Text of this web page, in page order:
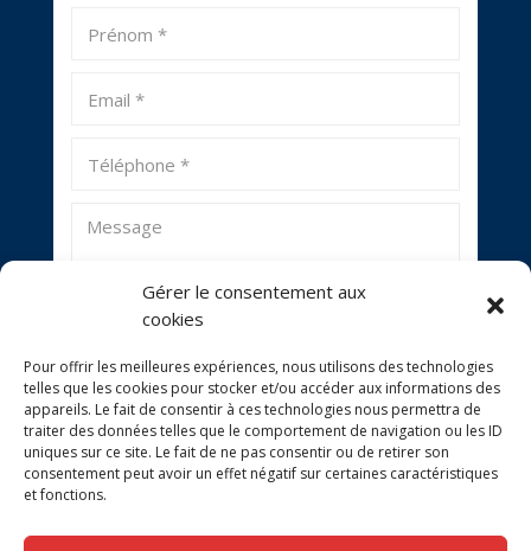
Gérer le consentement aux
cookies
Pour offrir les meilleures expériences, nous utilisons des technologies
telles que les cookies pour stocker et/ou accéder aux informations des
appareils. Le fait de consentir à ces technologies nous permettra de
traiter des données telles que le comportement de navigation ou les ID
uniques sur ce site. Le fait de ne pas consentir ou de retirer son
consentement peut avoir un effet négatif sur certaines caractéristiques
et fonctions.
ENVOYER